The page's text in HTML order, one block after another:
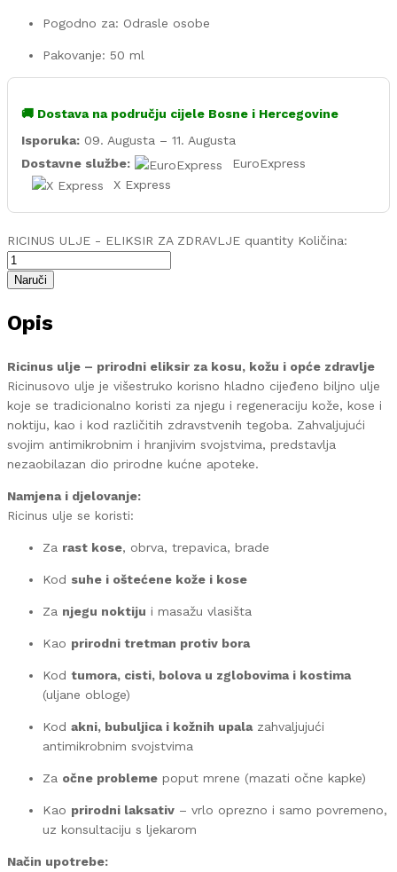
Pogodno za: Odrasle osobe
Pakovanje: 50 ml
🚚 Dostava na području cijele Bosne i Hercegovine
Isporuka: 09. Augusta – 11. Augusta
Dostavne službe:
EuroExpress
X Express
RICINUS ULJE - ELIKSIR ZA ZDRAVLJE quantity Količina:
Naruči
Opis
Ricinus ulje – prirodni eliksir za kosu, kožu i opće zdravlje
Ricinusovo ulje je višestruko korisno hladno cijeđeno biljno ulje
koje se tradicionalno koristi za njegu i regeneraciju kože, kose i
noktiju, kao i kod različitih zdravstvenih tegoba. Zahvaljujući
svojim antimikrobnim i hranjivim svojstvima, predstavlja
nezaobilazan dio prirodne kućne apoteke.
Namjena i djelovanje:
Ricinus ulje se koristi:
Za rast kose, obrva, trepavica, brade
Kod suhe i oštećene kože i kose
Za njegu noktiju i masažu vlasišta
Kao prirodni tretman protiv bora
Kod tumora, cisti, bolova u zglobovima i kostima
(uljane obloge)
Kod akni, bubuljica i kožnih upalazahvaljujući
antimikrobnim svojstvima
Za očne probleme poput mrene (mazati očne kapke)
Kao prirodni laksativ – vrlo oprezno i samo povremeno,
uz konsultaciju s ljekarom
Način upotrebe: